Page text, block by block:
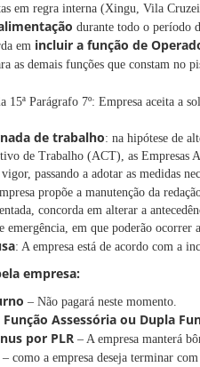
em regra interna (Xingu, Vila
durante todo o período
em incluir a função de
as demais funções que constam no
15ª Parágrafo 7º: Empresa aceita a
de trabalho: na hipótese de
de Trabalho (ACT), as Empresas
passando a adotar as medidas
propõe a manutenção da
concorda em alterar a
emergência, em que poderão ocorrer
: A empresa está de acordo com a
empresa:
– Não pagará neste momento.
Assessória ou Dupla
por PLR – A empresa manterá
– como a empresa deseja terminar